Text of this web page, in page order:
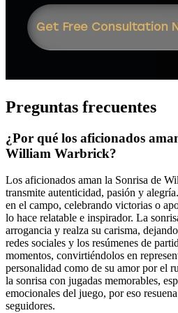
Preguntas frecuentes
¿Por qué los aficionados
William Warbrick?
Los aficionados aman la Sonrisa de
transmite autenticidad, pasión y
en el campo, celebrando victorias o
lo hace relatable e inspirador. La
arrogancia y realza su carisma,
redes sociales y los resúmenes de
momentos, convirtiéndolos en
personalidad como de su amor por el
la sonrisa con jugadas memorables,
emocionales del juego, por eso
seguidores.